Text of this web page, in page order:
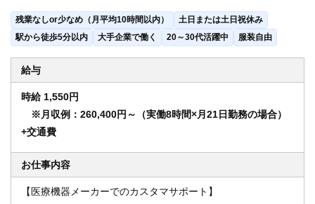
派遣の知識
企業の方へ
CMSについて
オンライン登録する お問い合わせ
残業なしor少なめ（月平均10時間以内）
土日または土日祝休み
駅から徒歩5分以内
大手企業で働く 20～30代活躍中 服装自由
給与
時給 1,550円
※月収例：260,400円～（実働8時間×月21日勤務の場合）
+交通費
お仕事内容
【医療機器メーカーでのカスタマサポート】